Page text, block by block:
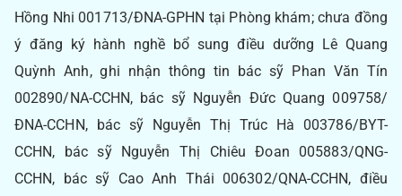
Hồng Nhi 001713/ĐNA-GPHN tại Phòng khám; chưa đồng
ý đăng ký hành nghề bổ sung điều dưỡng Lê Quang
Quỳnh Anh, ghi nhận thông tin bác sỹ Phan Văn Tín
002890/NA-CCHN, bác sỹ Nguyễn Đức Quang 009758/
ĐNA-CCHN, bác sỹ Nguyễn Thị Trúc Hà 003786/BYT-
CCHN, bác sỹ Nguyễn Thị Chiêu Đoan 005883/QNG-
CCHN, bác sỹ Cao Anh Thái 006302/QNA-CCHN, điều